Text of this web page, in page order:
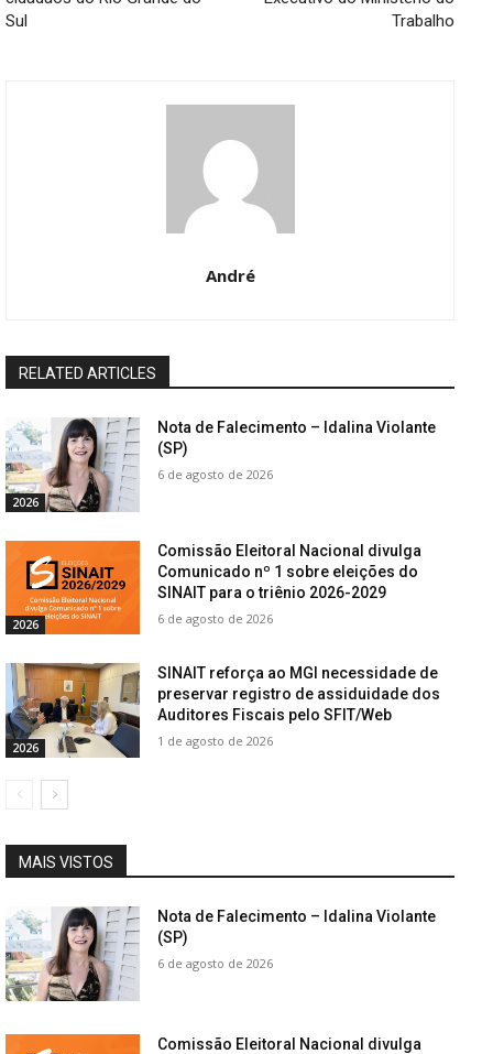
Sul
Trabalho
André
RELATED ARTICLES
2026
Nota de Falecimento – Idalina Violante
(SP)
6 de agosto de 2026
2026
Comissão Eleitoral Nacional divulga
Comunicado nº 1 sobre eleições do
SINAIT para o triênio 2026-2029
6 de agosto de 2026
2026
SINAIT reforça ao MGI necessidade de
preservar registro de assiduidade dos
Auditores Fiscais pelo SFIT/Web
1 de agosto de 2026
MAIS VISTOS
Nota de Falecimento – Idalina Violante
(SP)
6 de agosto de 2026
Comissão Eleitoral Nacional divulga